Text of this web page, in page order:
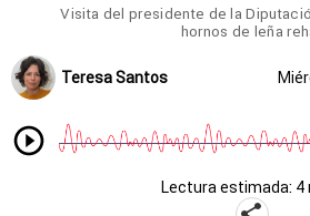
Visita del presidente de la
hornos de leña
Teresa Santos
Lectura estimada: 4